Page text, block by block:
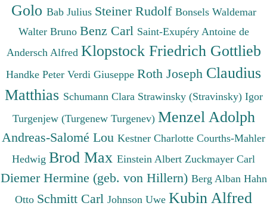
Golo Bab Julius Steiner Rudolf Bonsels Waldemar
Walter Bruno Benz Carl Saint-Exupéry Antoine de
Andersch Alfred Klopstock Friedrich Gottlieb
Handke Peter Verdi Giuseppe Roth Joseph Claudius
Matthias Schumann Clara Strawinsky (Stravinsky) Igor
Turgenjew (Turgenew Turgenev) Menzel Adolph
Andreas-Salomé Lou Kestner Charlotte Courths-Mahler
Hedwig Brod Max Einstein Albert Zuckmayer Carl
Diemer Hermine (geb. von Hillern) Berg Alban Hahn
Otto Schmitt Carl Johnson Uwe Kubin Alfred